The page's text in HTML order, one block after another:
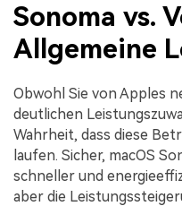
Sonoma vs.
Allgemeine
Obwohl Sie von Apples
deutlichen
Wahrheit, dass diese
laufen. Sicher, macOS
schneller und
aber die